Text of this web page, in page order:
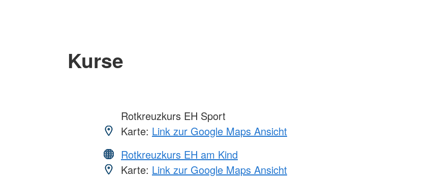
Kurse
Rotkreuzkurs EH Sport
Karte: Link zur Google Maps Ansicht
Rotkreuzkurs EH am Kind
Karte: Link zur Google Maps Ansicht